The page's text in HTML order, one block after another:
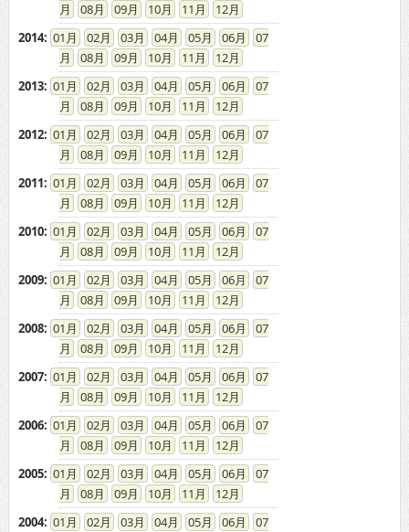
08
09 10 11
12
2014: 01 02 03 04 05 06
07
08
09 10 11
12
2013: 01 02 03 04 05 06
07
08
09 10 11
12
2012: 01 02 03 04 05 06
07
08
09 10 11
12
2011: 01 02 03 04 05 06
07
08
09 10 11
12
2010: 01 02 03 04 05 06
07
08
09 10 11
12
2009: 01 02 03 04 05 06
07
08
09 10 11
12
2008: 01 02 03 04 05 06
07
08
09 10 11
12
2007: 01 02 03 04 05 06
07
08
09 10 11
12
2006: 01 02 03 04 05 06
07
08
09 10 11
12
2005: 01 02 03 04 05 06
07
08
09 10 11
12
2004: 01 02 03 04 05 06
07